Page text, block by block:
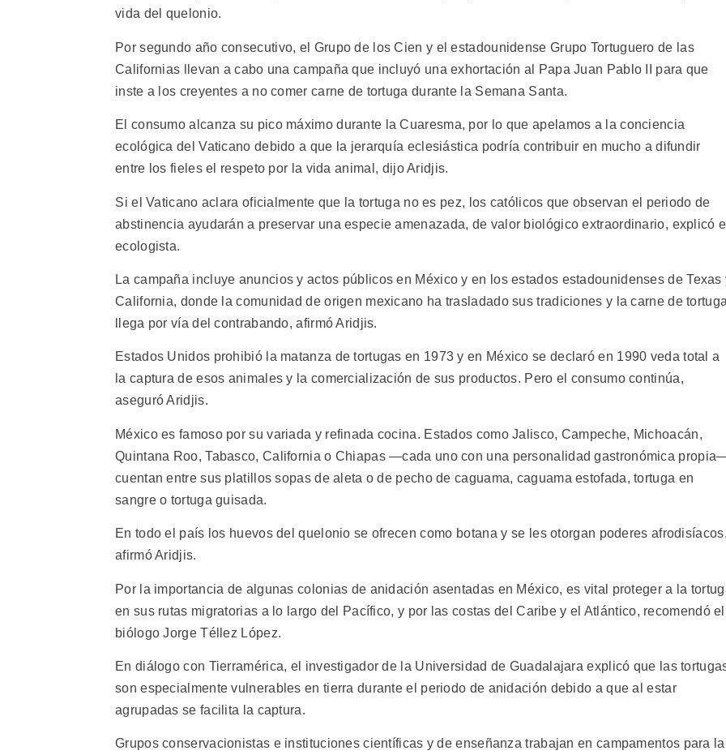
vida del quelonio.
Por segundo año consecutivo, el Grupo de los Cien y el estadounidense Grupo Tortuguero de las
Californias llevan a cabo una campaña que incluyó una exhortación al Papa Juan Pablo II para que
inste a los creyentes a no comer carne de tortuga durante la Semana Santa.
El consumo alcanza su pico máximo durante la Cuaresma, por lo que apelamos a la conciencia
ecológica del Vaticano debido a que la jerarquía eclesiástica podría contribuir en mucho a difundir
entre los fieles el respeto por la vida animal, dijo Aridjis.
Si el Vaticano aclara oficialmente que la tortuga no es pez, los católicos que observan el periodo de
abstinencia ayudarán a preservar una especie amenazada, de valor biológico extraordinario, explicó
ecologista.
La campaña incluye anuncios y actos públicos en México y en los estados estadounidenses de Texas
California, donde la comunidad de origen mexicano ha trasladado sus tradiciones y la carne de
llega por vía del contrabando, afirmó Aridjis.
Estados Unidos prohibió la matanza de tortugas en 1973 y en México se declaró en 1990 veda total a
la captura de esos animales y la comercialización de sus productos. Pero el consumo continúa,
aseguró Aridjis.
México es famoso por su variada y refinada cocina. Estados como Jalisco, Campeche, Michoacán,
Quintana Roo, Tabasco, California o Chiapas —cada uno con una personalidad gastronómica
cuentan entre sus platillos sopas de aleta o de pecho de caguama, caguama estofada, tortuga en
sangre o tortuga guisada.
En todo el país los huevos del quelonio se ofrecen como botana y se les otorgan poderes
afirmó Aridjis.
Por la importancia de algunas colonias de anidación asentadas en México, es vital proteger a la
en sus rutas migratorias a lo largo del Pacífico, y por las costas del Caribe y el Atlántico, recomendó el
biólogo Jorge Téllez López.
En diálogo con Tierramérica, el investigador de la Universidad de Guadalajara explicó que las
son especialmente vulnerables en tierra durante el periodo de anidación debido a que al estar
agrupadas se facilita la captura.
Grupos conservacionistas e instituciones científicas y de enseñanza trabajan en campamentos para la